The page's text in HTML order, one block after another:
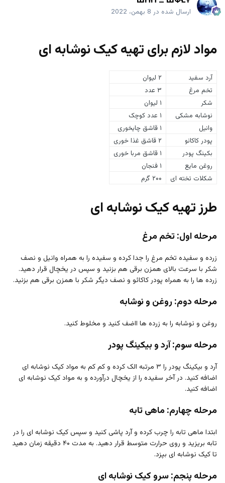
ارسال شده در 8 بهمن، 2022
مواد لازم برای تهیه کیک نوشابه ای
آرد سفید
۲ لیوان
تخم مرغ
۳ عدد
شکر
نوشابه مشکی
وانیل
پودر کاکائو
۲ قاشق غذا خوری
بکینگ پودر
روغن مایع
شکلات تخته ای
۲۰۰ گرم
طرز تهیه کیک نوشابه ای
مرحله اول: تخم مرغ
زرده و سفیده تخم مرغ را جدا کرده و سفیده را به همراه وانیل و نصف
شکر با سرعت بالای همزن برقی هم بزنید و سپس در یخچال قرار دهید.
زرده ها را به همراه پودر کاکائو و نصف دیگر شکر با همزن برقی هم بزنید.
مرحله دوم: روغن و نوشابه
روغن و نوشابه را به زرده ها ااضف کنید و مخلوط کنید.
مرحله سوم: آرد و بیکینگ پودر
آرد و بیکینگ پودر را ۳ مرتبه الک کرده و کم کم به مواد کیک نوشابه ای
اضافه کنید. در آخر سفیده را از یخچال درآورده و به مواد کیک نوشابه ای
اضافه کنید.
مرحله چهارم: ماهی تابه
ابتدا ماهی تابه را چرب کرده و آرد پاشی کنید و سپس کیک نوشابه ای را در
تابه بریزید و روی حرارت متوسط قرار دهید. به مدت ۴۰ دقیقه زمان دهید
تا کیک نوشابه ای بپزد.
مرحله پنجم: سرو کیک نوشابه ای